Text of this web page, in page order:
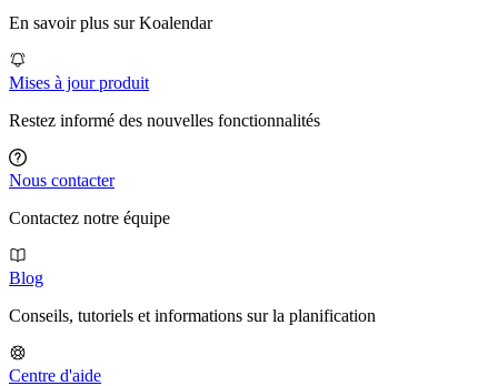
En savoir plus sur Koalendar
Mises à jour produit
Restez informé des nouvelles fonctionnalités
Nous contacter
Contactez notre équipe
Blog
Conseils, tutoriels et informations sur la planification
Centre d'aide